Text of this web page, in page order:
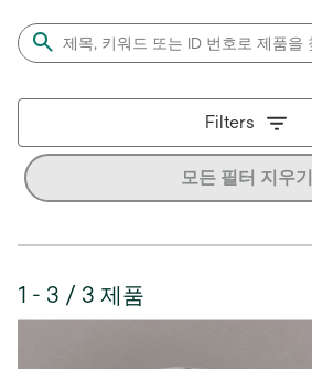
Filters
모든 필터 지우기
1 - 3 / 3 제품